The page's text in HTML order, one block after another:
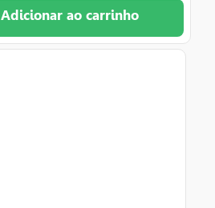
Adicionar ao carrinho